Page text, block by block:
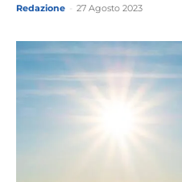
Redazione 27 Agosto 2023